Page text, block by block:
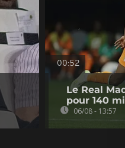
00:52
Le Real
pour 140
06/08 - 13:57